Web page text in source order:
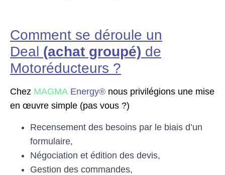
Comment se déroule un
Deal (achat groupé) de
Motoréducteurs ?
Chez MAGMA Energy® nous privilégions une mise
en œuvre simple (pas vous ?)
Recensement des besoins par le biais d’un
formulaire,
Négociation et édition des devis,
Gestion des commandes,